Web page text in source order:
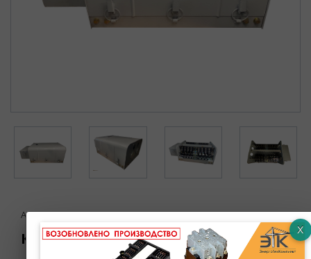
Артикул : УТ-00000299
Командоаппарат КА-4148-4У2 (1:36)